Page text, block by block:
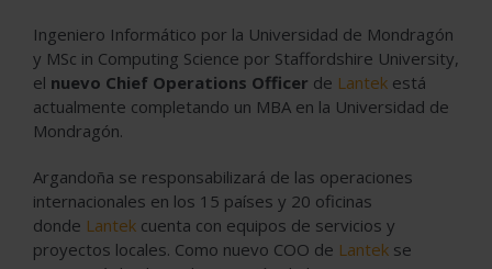
Ingeniero Informático por la Universidad de Mondragón
y MSc in Computing Science por Staffordshire University,
el nuevo Chief Operations Officer de Lantek está
actualmente completando un MBA en la Universidad de
Mondragón.
Argandoña se responsabilizará de las operaciones
internacionales en los 15 países y 20 oficinas
donde Lantek cuenta con equipos de servicios y
proyectos locales. Como nuevo COO de Lantek se